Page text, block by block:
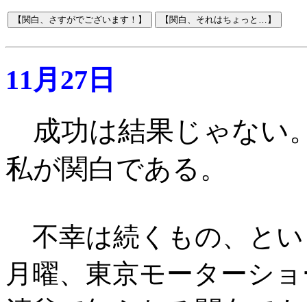
11月27日
成功は結果じゃない
私が関白である 。
不幸は続くもの、と
月曜、東京モーターシ